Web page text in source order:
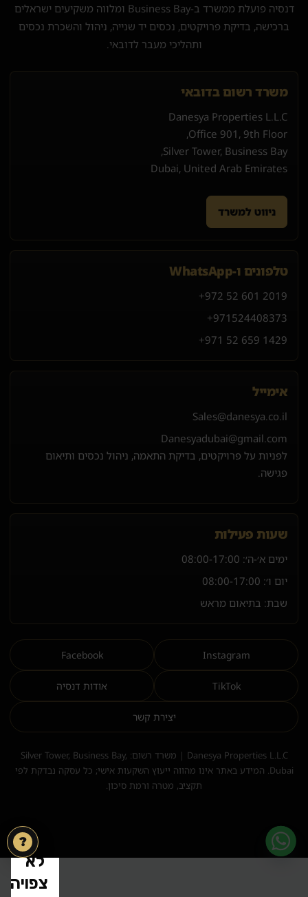
?
דנסיה פועלת ממשרד ב-Business Bay ומלווה משקיעים ישראלים
ברכישה, בדיקת פרויקטים, נכסים יד שנייה, ניהול והשכרת נכסים
ותהליכי מעבר לדובאי.
משרד רשום בדובאי
Danesya Properties L.L.C
Office 901, 9th Floor,
Silver Tower, Business Bay,
Dubai, United Arab Emirates
ניווט למשרד
טלפונים ו-WhatsApp
+972 52 601 2019
+971 524408373
+971 52 659 1429
אימייל
Sales@danesya.co.il
Danesyadubai@gmail.com
לפניות על פרויקטים, בדיקת התאמה, ניהול נכסים ותיאום
פגישה.
שעות פעילות
ימים א׳-ה׳: 08:00-17:00
יום ו׳: 08:00-17:00
שבת: בתיאום מראש
Instagram
Facebook
TikTok אודות דנסיה
יצירת קשר
Danesya Properties L.L.C | משרד רשום: Silver Tower, Business Bay,
Dubai. המידע באתר אינו מהווה ייעוץ השקעות אישי; כל עסקה נבדקת לפי
תקציב, מטרה ורמת סיכון.